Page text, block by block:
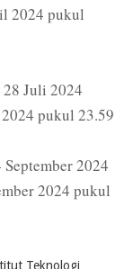
2024 pukul
Juli 2024
pukul 23.59
2024
2024 pukul
Teknologi